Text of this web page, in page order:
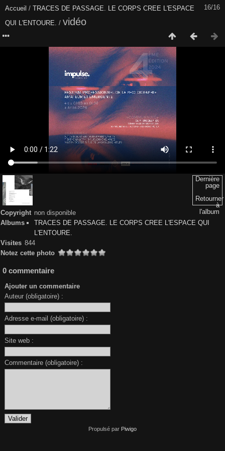
16/16
Accueil / TRACES DE PASSAGE. LE CORPS CREE L'ESPACE
QUI L'ENTOURE. / vidéo
Dernière
page
Retourner
à
l'album
Copyright non disponible
Albums
TRACES DE PASSAGE. LE CORPS CREE L'ESPACE QUI
L'ENTOURE.
Visites 844
Notez cette photo
0 commentaire
Ajouter un commentaire
Auteur (obligatoire) :
Adresse e-mail (obligatoire) :
Site web :
Commentaire (obligatoire) :
Propulsé par Piwigo